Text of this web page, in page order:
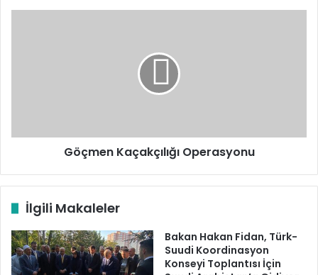
Göçmen Kaçakçılığı Operasyonu
İlgili Makaleler
Bakan Hakan Fidan, Türk-
Suudi Koordinasyon
Konseyi Toplantısı İçin